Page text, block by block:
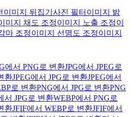
이미지 뒤집기 사진 필터 이미지 밝
미지 채도 조정이미지 노출 조정이
마 조정이미지 선명도 조정이미지
에서 PNG로 변환JPG에서 JPEG로
환JPEG에서 JPG로 변환JPEG에서
로 변환PNG에서 JPG로 변환PNG
서 JPG로 변환WEBP에서 PNG로
환JFIF에서 WEBP로 변환JFIF에서